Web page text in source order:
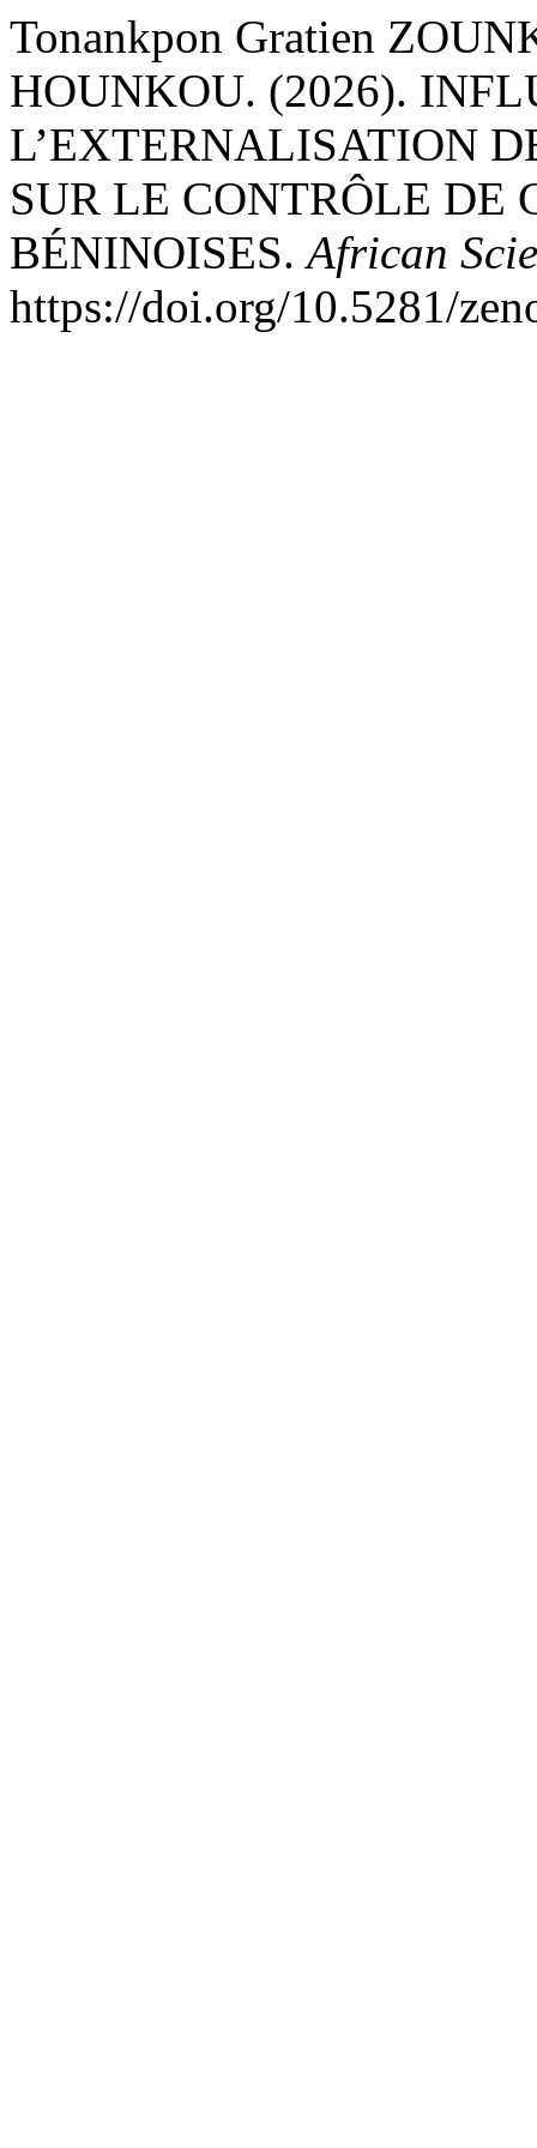
Tonankpon Gratien
HOUNKOU. (2026).
L’EXTERNALISATION
SUR LE CONTRÔLE DE
BÉNINOISES.African
https://doi.org/10.5281/